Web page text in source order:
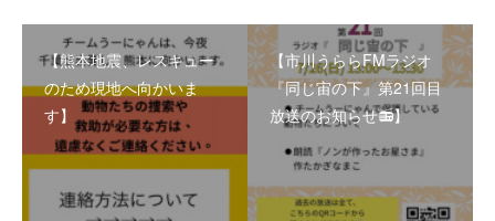
【熊本地震、レスキュー
のため現地へ向かいま
す】
【市川うららFMラジオ
『同じ宙の下』第21回目
放送のお知らせ📻】